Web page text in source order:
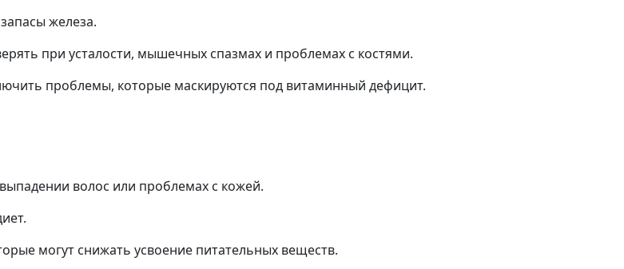
железа.
при усталости, мышечных спазмах и проблемах с костями.
проблемы, которые маскируются под витаминный дефицит.
волос или проблемах с кожей.
могут снижать усвоение питательных веществ.